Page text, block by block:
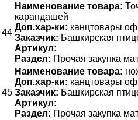
44
Наименование товара:
карандашей
Доп.хар-ки: канцтовары
Заказчик: Башкирская
Артикул:
Раздел: Прочая закупка
45
Наименование товара:
Доп.хар-ки: канцтовары
Заказчик: Башкирская
Артикул:
Раздел: Прочая закупка